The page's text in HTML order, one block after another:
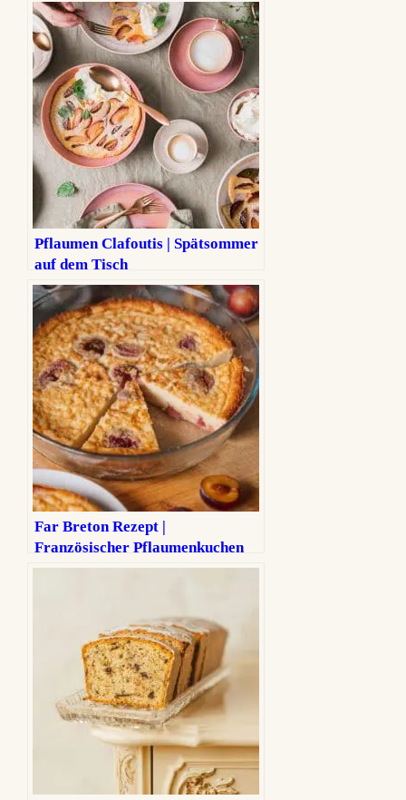
Pflaumen Clafoutis | Spätsommer
auf dem Tisch
Far Breton Rezept |
Französischer Pflaumenkuchen
aus der Bretagne